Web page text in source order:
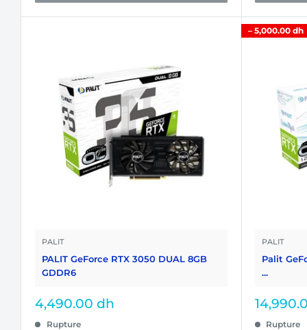
PALIT
PALIT GeForce RTX 3050 DUAL 8GB
GDDR6
Prix
4,490.00 dh
Rupture
– 5,000.00 dh
PALIT
Palit
...
Prix
Rupture